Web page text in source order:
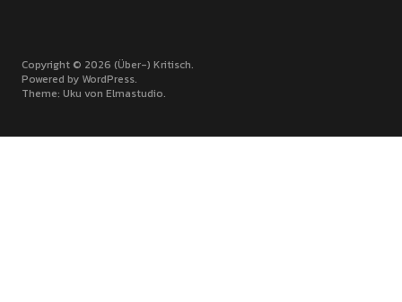
Copyright © 2026 (Über-) Kritisch
Powered by WordPress
Theme: Uku von Elmastudio